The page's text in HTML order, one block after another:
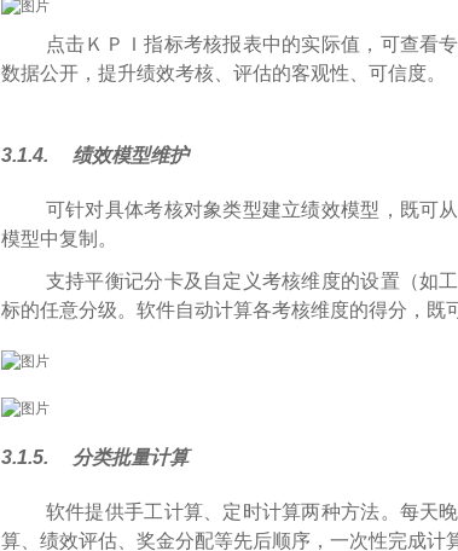
点击ＫＰＩ指标考核报表中的实际值，可查看
数据公开，提升绩效考核、评估的客观性、可信度。
3.1.4. 绩效模型维护
可针对具体考核对象类型建立绩效模型，既可
模型中复制。
支持平衡记分卡及自定义考核维度的设置（如
标的任意分级。软件自动计算各考核维度的得分，既
3.1.5. 分类批量计算
软件提供手工计算、定时计算两种方法。每天
算、绩效评估、奖金分配等先后顺序，一次性完成计